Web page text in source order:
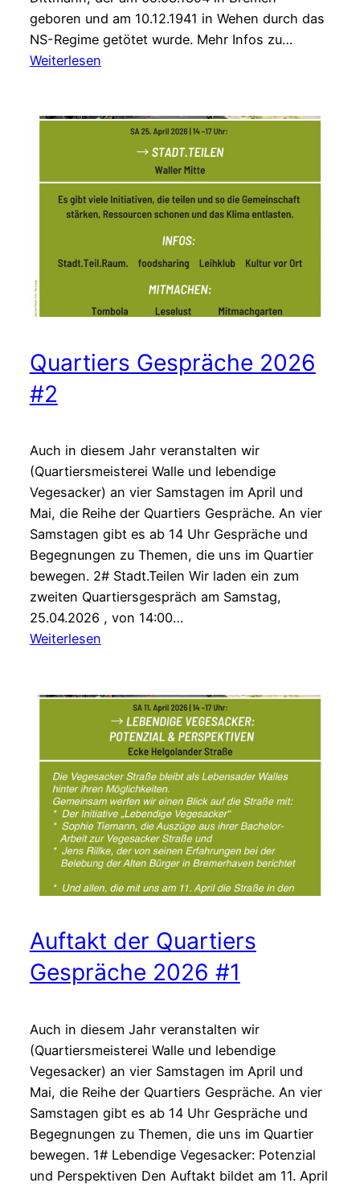
geboren und am 10.12.1941 in Wehen durch das
NS-Regime getötet wurde. Mehr Infos zu…
Weiterlesen:
15.
vor
der
Quartiers Gespräche 2026
#2
Auch in diesem Jahr veranstalten wir
(Quartiersmeisterei Walle und lebendige
Vegesacker) an vier Samstagen im April und
Mai, die Reihe der Quartiers Gespräche. An vier
Samstagen gibt es ab 14 Uhr Gespräche und
Begegnungen zu Themen, die uns im Quartier
bewegen. 2# Stadt.Teilen Wir laden ein zum
zweiten Quartiersgespräch am Samstag,
25.04.2026 , von 14:00…
Weiterlesen:
2026
#2
Auftakt der Quartiers
Gespräche 2026 #1
Auch in diesem Jahr veranstalten wir
(Quartiersmeisterei Walle und lebendige
Vegesacker) an vier Samstagen im April und
Mai, die Reihe der Quartiers Gespräche. An vier
Samstagen gibt es ab 14 Uhr Gespräche und
Begegnungen zu Themen, die uns im Quartier
bewegen. 1# Lebendige Vegesacker: Potenzial
und Perspektiven Den Auftakt bildet am 11. April